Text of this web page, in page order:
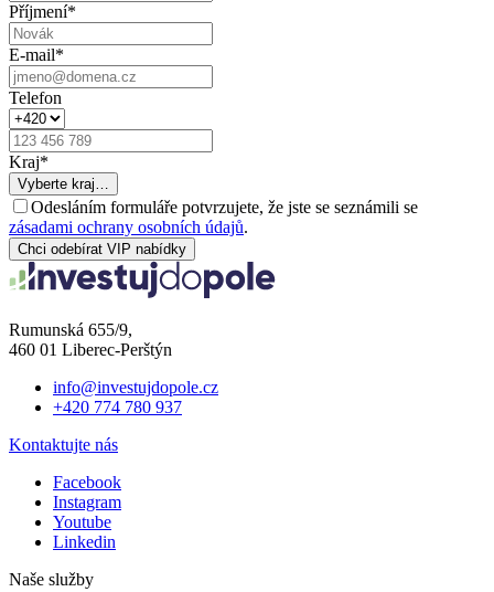
Příjmení*
E-mail*
Telefon
Kraj*
Vyberte kraj…
Odesláním formuláře potvrzujete, že jste se seznámili se
zásadami ochrany osobních údajů.
Chci odebírat VIP nabídky
Rumunská 655/9,
460 01 Liberec-Perštýn
info@investujdopole.cz
+420 774 780 937
Kontaktujte nás
Facebook
Instagram
Youtube
Linkedin
Naše služby